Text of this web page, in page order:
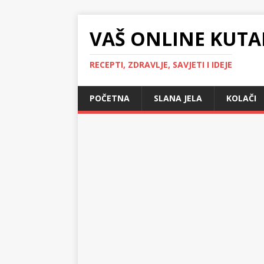
VAŠ ONLINE
RECEPTI, ZDRAVLJE, SAVJETI I IDEJE
POČETNA SLANA JELA KOLAČI